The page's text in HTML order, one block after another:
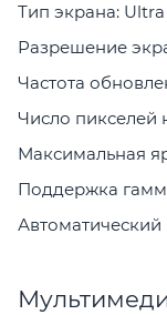
Тип экрана:
Разрешение
Частота
Число пикселей
Максимальная
Поддержка
Автоматический